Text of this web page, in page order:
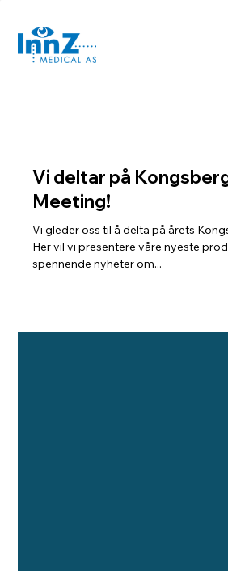
Vi deltar på
Meeting!
Vi gleder oss til å delta på årets
Her vil vi presentere våre nyeste
spennende nyheter om...